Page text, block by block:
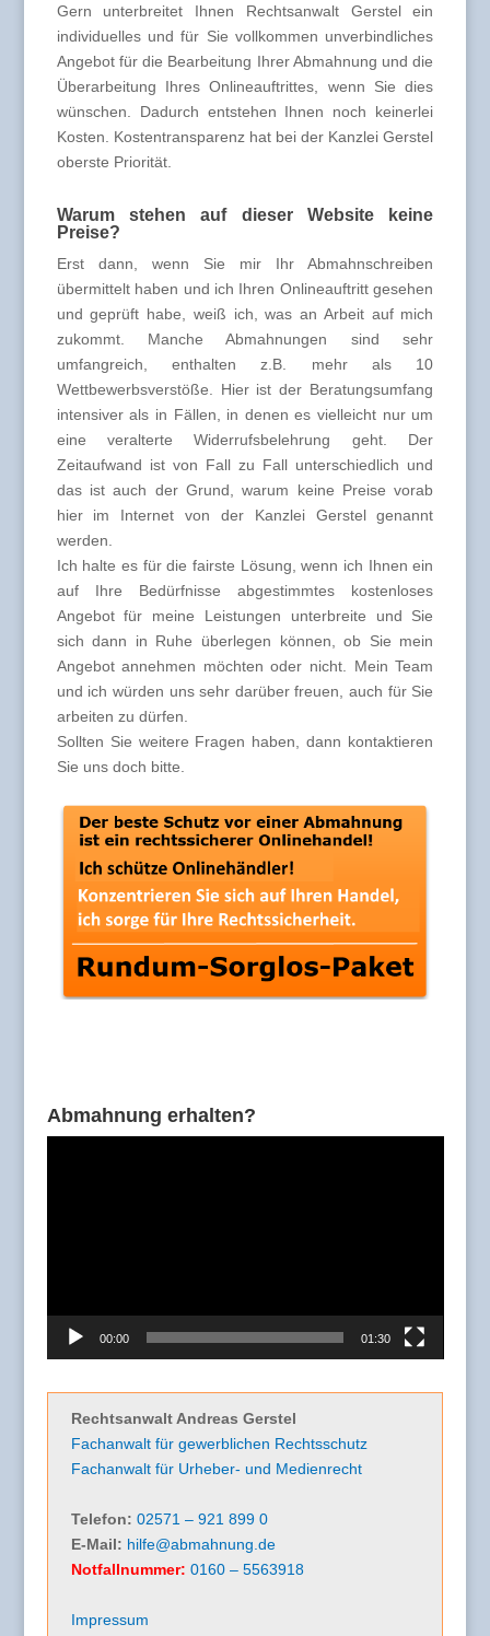
Gern unterbreitet Ihnen Rechtsanwalt Gerstel ein
individuelles und für Sie vollkommen unverbindliches
Angebot für die Bearbeitung Ihrer Abmahnung und die
Überarbeitung Ihres Onlineauftrittes, wenn Sie dies
wünschen. Dadurch entstehen Ihnen noch keinerlei
Kosten. Kostentransparenz hat bei der Kanzlei Gerstel
oberste Priorität.
Warum stehen auf dieser Website keine
Preise?
Erst dann, wenn Sie mir Ihr Abmahnschreiben
übermittelt haben und ich Ihren Onlineauftritt gesehen
und geprüft habe, weiß ich, was an Arbeit auf mich
zukommt. Manche Abmahnungen sind sehr
umfangreich, enthalten z.B. mehr als 10
Wettbewerbsverstöße. Hier ist der Beratungsumfang
intensiver als in Fällen, in denen es vielleicht nur um
eine veralterte Widerrufsbelehrung geht. Der
Zeitaufwand ist von Fall zu Fall unterschiedlich und
das ist auch der Grund, warum keine Preise vorab
hier im Internet von der Kanzlei Gerstel genannt
werden.
Ich halte es für die fairste Lösung, wenn ich Ihnen ein
auf Ihre Bedürfnisse abgestimmtes kostenloses
Angebot für meine Leistungen unterbreite und Sie
sich dann in Ruhe überlegen können, ob Sie mein
Angebot annehmen möchten oder nicht. Mein Team
und ich würden uns sehr darüber freuen, auch für Sie
arbeiten zu dürfen.
Sollten Sie weitere Fragen haben, dann kontaktieren
Sie uns doch bitte.
Abmahnung erhalten?
00:00 01:30
Rechtsanwalt Andreas Gerstel
Fachanwalt für gewerblichen Rechtsschutz
Fachanwalt für Urheber- und Medienrecht
Telefon: 02571 – 921 899 0
E-Mail: hilfe@abmahnung.de
Notfallnummer: 0160 – 5563918
Impressum